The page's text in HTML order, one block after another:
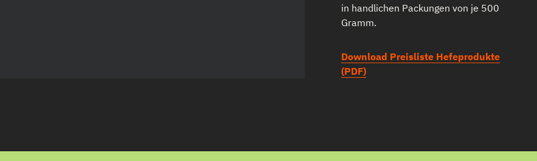
in handlichen Packungen von je 500
Gramm.
Download Preisliste Hefeprodukte
(PDF)